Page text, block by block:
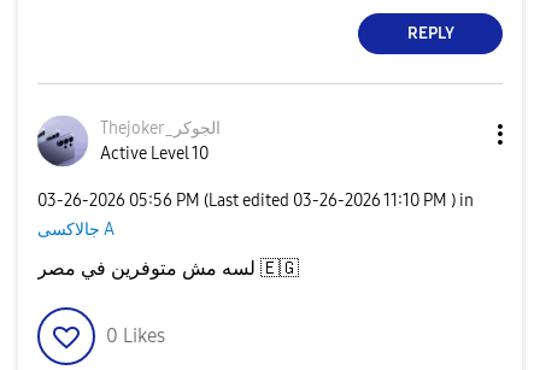
REPLY
Thejoker_الجوكر
Active Level 10
‎03-26-2026 05:56 PM (Last edited ‎03-26-202611:10 PM ) in
جالاكسى A
🇪🇬
0 Likes